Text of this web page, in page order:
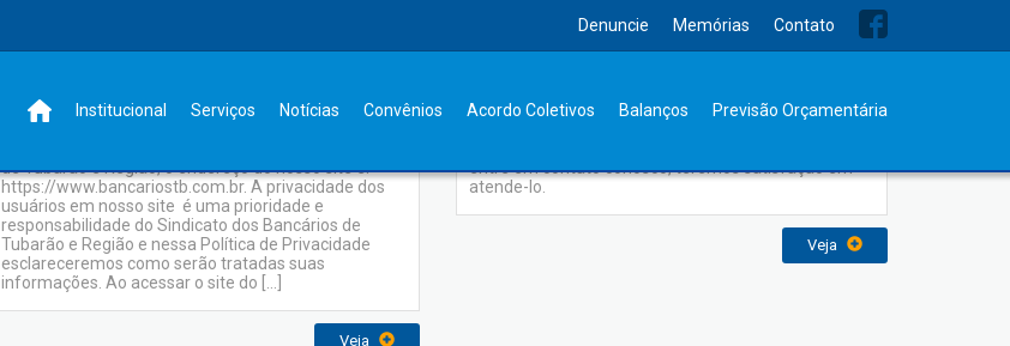
Denuncie Memórias Contato
Institucional Serviços Notícias Convênios Acordo Coletivos Balanços Previsão Orçamentária
Política de Privacidade
de Tubarão e Região, o endereço do nosso site é:
https://www.bancariostb.com.br. A privacidade dos
usuários em nosso site é uma prioridade e
responsabilidade do Sindicato dos Bancários de
Tubarão e Região e nessa Política de Privacidade
esclareceremos como serão tratadas suas
informações. Ao acessar o site do […]
Veja
entre em contato conosco, teremos satisfação em
atende-lo.
Veja